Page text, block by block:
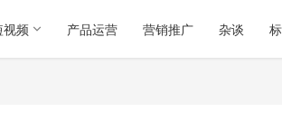
视频 产品运营 营销推广 杂谈